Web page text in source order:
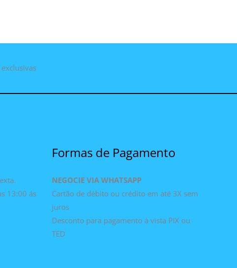
13:00 ás
Formas de Pagamento
NEGOCIE VIA WHATSAPP
Cartão de débito ou crédito em até 3X sem
juros
Desconto para pagamento à vista PIX ou
TED